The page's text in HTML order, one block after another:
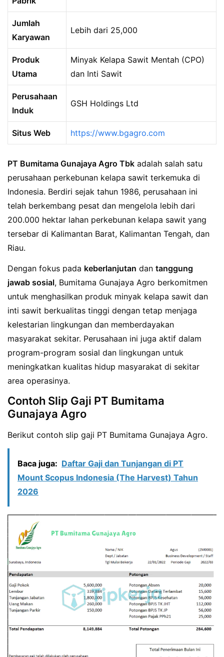
Jumlah
Karyawan
Lebih dari 25,000
Produk
Utama
Minyak Kelapa Sawit Mentah (CPO)
dan Inti Sawit
Perusahaan
Induk
GSH Holdings Ltd
Situs Web https://www.bgagro.com
PT Bumitama Gunajaya Agro Tbk adalah salah satu
perusahaan perkebunan kelapa sawit terkemuka di
Indonesia. Berdiri sejak tahun 1986, perusahaan ini
telah berkembang pesat dan mengelola lebih dari
200.000 hektar lahan perkebunan kelapa sawit yang
tersebar di Kalimantan Barat, Kalimantan Tengah, dan
Riau.
Dengan fokus pada keberlanjutan dan tanggung
jawab sosial, Bumitama Gunajaya Agro berkomitmen
untuk menghasilkan produk minyak kelapa sawit dan
inti sawit berkualitas tinggi dengan tetap menjaga
kelestarian lingkungan dan memberdayakan
masyarakat sekitar. Perusahaan ini juga aktif dalam
program-program sosial dan lingkungan untuk
meningkatkan kualitas hidup masyarakat di sekitar
area operasinya.
Contoh Slip Gaji PT Bumitama
Gunajaya Agro
Berikut contoh slip gaji PT Bumitama Gunajaya Agro.
Baca juga: Daftar Gaji dan Tunjangan di PT
Mount Scopus Indonesia (The Harvest) Tahun
2026